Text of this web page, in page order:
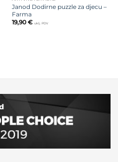
Janod Dodirne puzzle za djecu –
Farma
19,90 € uklj. PDV